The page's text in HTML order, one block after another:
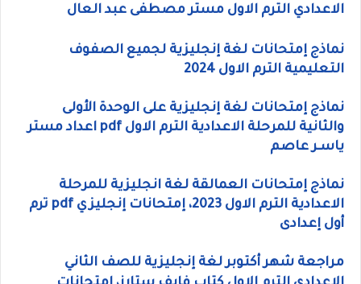
الاعدادي الترم الاول مستر مصطفى عبد العال
نماذج إمتحانات لغة إنجليزية لجميع الصفوف
التعليمية الترم الاول 2024
نماذج إمتحانات لغة إنجليزية على الوحدة الأولى
والثانية للمرحلة الاعدادية الترم الاول pdf اعداد مستر
ياسـر عاصم
نماذج إمتحانات العمالقة لغة انجليزية للمرحلة
الاعدادية الترم الاول 2023، إمتحانات إنجليزي pdf ترم
أول إعدادى
مراجعة شهر أكتوبر لغة إنجليزية للصف الثاني